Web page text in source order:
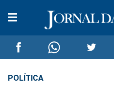
CompartilharCompartilhar
POLÍTICA